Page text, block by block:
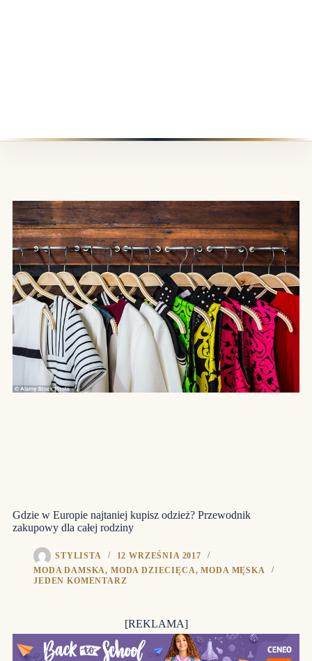
Gdzie w Europie najtaniej kupisz odzież? Przewodnik
zakupowy dla całej rodziny
STYLISTA
12 WRZEŚNIA 2017
MODA DAMSKA, MODA DZIECIĘCA,MODA MĘSKA
JEDEN KOMENTARZ
[REKLAMA]